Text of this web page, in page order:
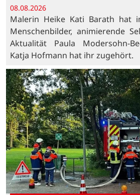
08.08.2026
Malerin Heike Kati Barath hat
Menschenbilder, animierende
Aktualität Paula Modersohn-
Katja Hofmann hat ihr zugehört.